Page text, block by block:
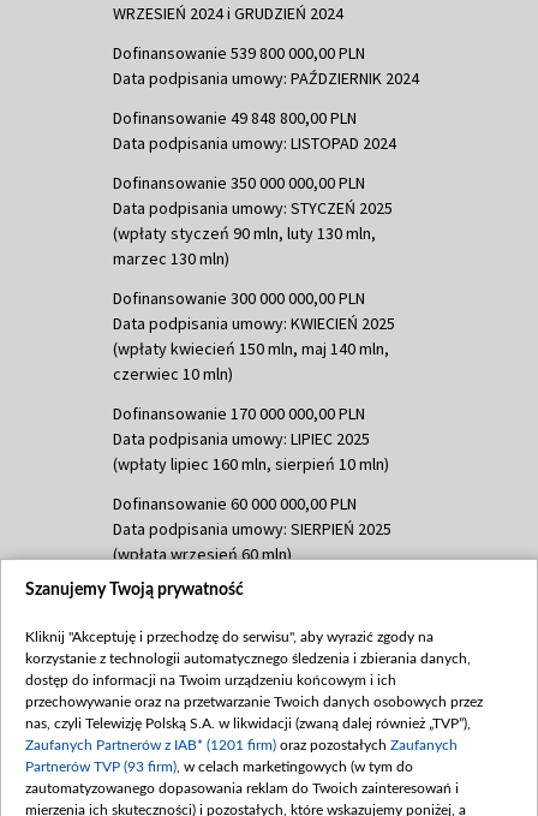
WRZESIEŃ 2024 i GRUDZIEŃ 2024
Dofinansowanie 539 800 000,00 PLN
Data podpisania umowy: PAŹDZIERNIK 2024
Dofinansowanie 49 848 800,00 PLN
Data podpisania umowy: LISTOPAD 2024
Dofinansowanie 350 000 000,00 PLN
Data podpisania umowy: STYCZEŃ 2025
(wpłaty styczeń 90 mln, luty 130 mln,
marzec 130 mln)
Dofinansowanie 300 000 000,00 PLN
Data podpisania umowy: KWIECIEŃ 2025
(wpłaty kwiecień 150 mln, maj 140 mln,
czerwiec 10 mln)
Dofinansowanie 170 000 000,00 PLN
Data podpisania umowy: LIPIEC 2025
(wpłaty lipiec 160 mln, sierpień 10 mln)
Dofinansowanie 60 000 000,00 PLN
Data podpisania umowy: SIERPIEŃ 2025
(wpłata wrzesień 60 mln)
Dofinansowanie 635 783 051,21 PLN
(wpłata wrzesień 100 mln, październik 350
mln, listopad 265 mln)
Dofinansowanie 48 862 000,00 PLN
Data podpisania umowy: GRUDZIEŃ 2025
(wpłata grudzień 60,548 mln)
Dofinansowanie 900 000 000,00 PLN
Szanujemy Twoją prywatność
Kliknij "Akceptuję i przechodzę do serwisu", aby wyrazić zgody na
korzystanie z technologii automatycznego śledzenia i zbierania danych,
dostęp do informacji na Twoim urządzeniu końcowym i ich
przechowywanie oraz na przetwarzanie Twoich danych osobowych przez
nas, czyli Telewizję Polską S.A. w likwidacji (zwaną dalej również „TVP”),
Zaufanych Partnerów z IAB* (1201 firm) oraz pozostałych Zaufanych
Partnerów TVP (93 firm) , w celach marketingowych (w tym do
zautomatyzowanego dopasowania reklam do Twoich zainteresowań i
mierzenia ich skuteczności) i pozostałych, które wskazujemy poniżej, a